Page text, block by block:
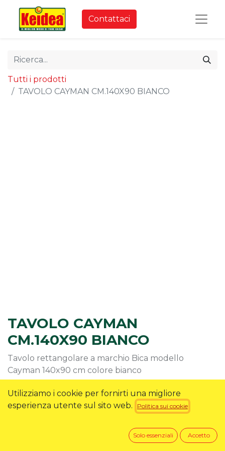
Contattaci
Tutti i prodotti
TAVOLO CAYMAN CM.140X90 BIANCO
TAVOLO CAYMAN
CM.140X90 BIANCO
Tavolo rettangolare a marchio Bica modello
Cayman 140x90 cm colore bianco
39,89€
Utilizziamo i cookie per fornirti una migliore
esperienza utente sul sito web.
Politica sui cookie
Solo essenziali Accetto